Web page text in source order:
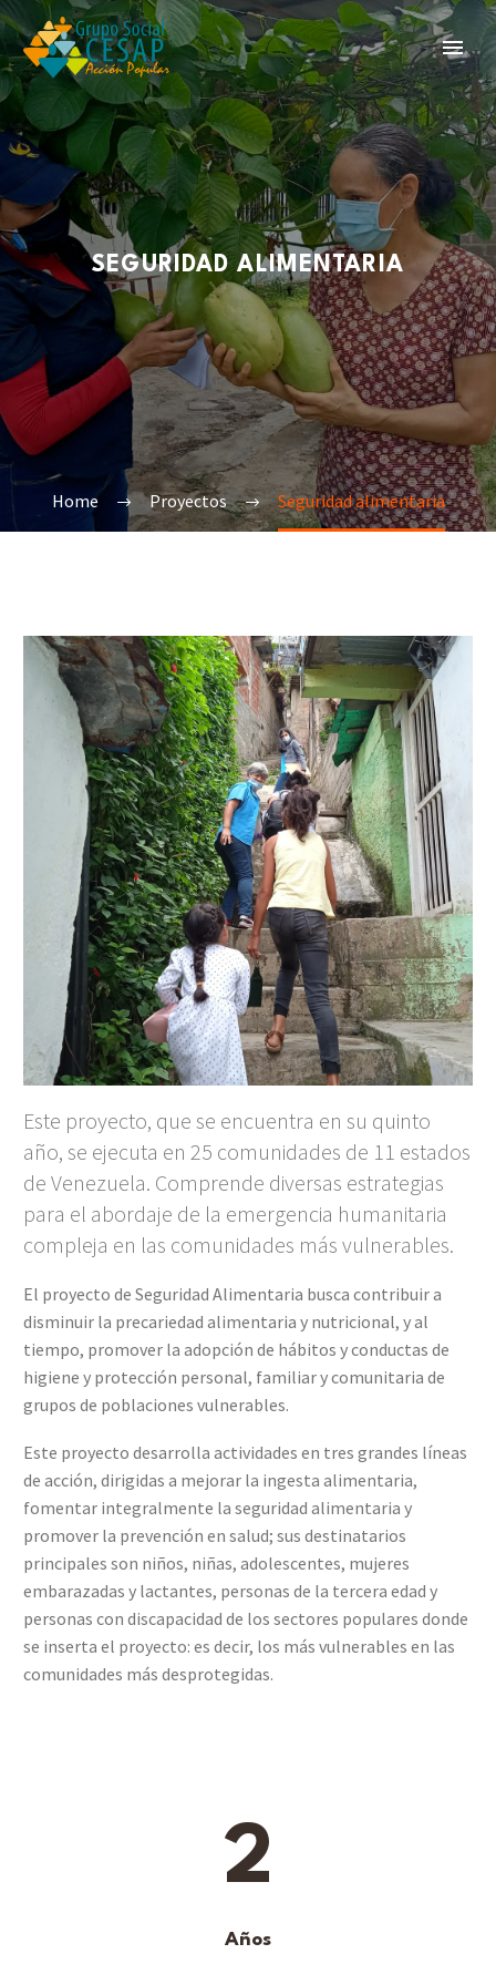
SEGURIDAD ALIMENTARIA
Home Proyectos Seguridad alimentaria
Este proyecto, que se encuentra en su quinto
año, se ejecuta en 25 comunidades de 11 estados
de Venezuela. Comprende diversas estrategias
para el abordaje de la emergencia humanitaria
compleja en las comunidades más vulnerables.
El proyecto de Seguridad Alimentaria busca contribuir a
disminuir la precariedad alimentaria y nutricional, y al
tiempo, promover la adopción de hábitos y conductas de
higiene y protección personal, familiar y comunitaria de
grupos de poblaciones vulnerables.
Este proyecto desarrolla actividades en tres grandes líneas
de acción, dirigidas a mejorar la ingesta alimentaria,
fomentar integralmente la seguridad alimentaria y
promover la prevención en salud; sus destinatarios
principales son niños, niñas, adolescentes, mujeres
embarazadas y lactantes, personas de la tercera edad y
personas con discapacidad de los sectores populares donde
se inserta el proyecto: es decir, los más vulnerables en las
comunidades más desprotegidas.
2
Años